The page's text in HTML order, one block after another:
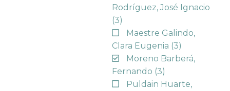
Rodríguez, José Ignacio
(3)
Maestre Galindo,
Clara Eugenia (3)
Moreno Barberá,
Fernando (3)
Puldain Huarte,